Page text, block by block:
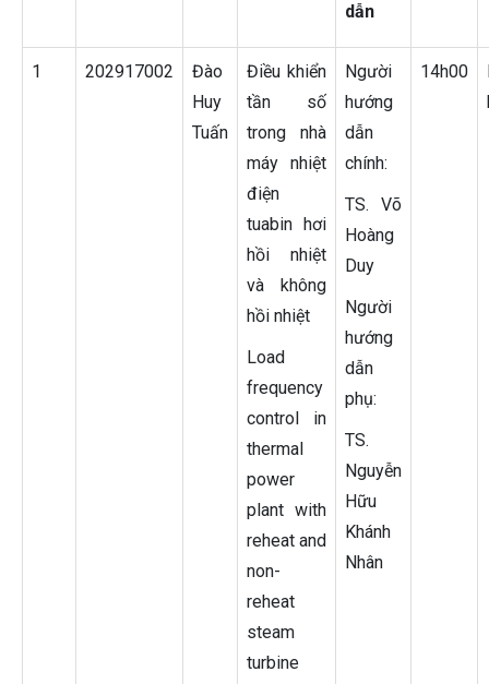
dẫn
1 202917002
Đào
Huy
Tuấn
Điều khiển
tần số
trong nhà
máy nhiệt
điện
tuabin hơi
hồi nhiệt
và không
hồi nhiệt
Load
frequency
control in
thermal
power
plant with
reheat and
non-
reheat
steam
turbine
Người
hướng
dẫn
chính:
TS. Võ
Hoàng
Duy
Người
hướng
dẫn
phụ:
TS.
Nguyễn
Hữu
Khánh
Nhân
14h00